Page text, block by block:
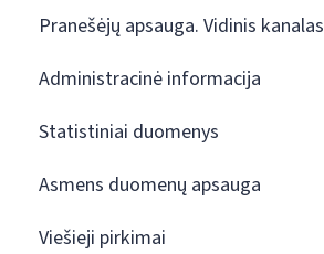
Pranešėjų apsauga. Vidinis kanalas
Administracinė informacija
Statistiniai duomenys
Asmens duomenų apsauga
Viešieji pirkimai